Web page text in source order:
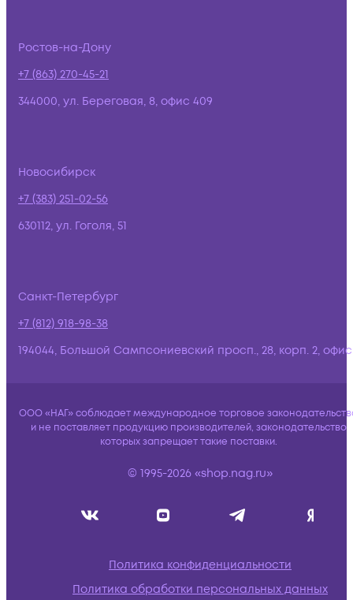
Ростов-на-Дону
+7 (863) 270-45-21
344000, ул. Береговая, 8, офис 409
Новосибирск
+7 (383) 251-02-56
630112, ул. Гоголя, 51
Санкт-Петербург
+7 (812) 918-98-38
194044, Большой Сампсониевский просп., 28, корп. 2,
ООО «НАГ» соблюдает международное торговое
и не поставляет продукцию производителей, законодательство
которых запрещает такие поставки.
© 1995-2026 «shop.nag.ru»
Политика конфиденциальности
Политика обработки персональных данных